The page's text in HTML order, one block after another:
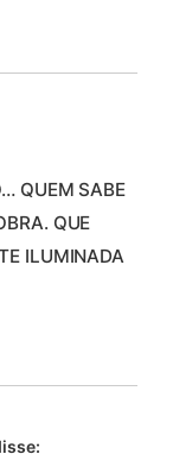
QUEM SABE
QUE
ILUMINADA